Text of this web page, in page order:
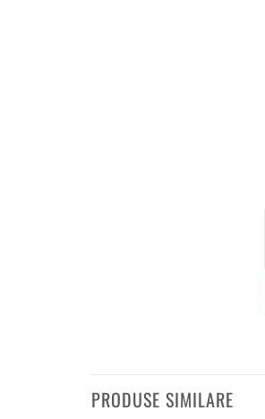
PRODUSE SIMILARE